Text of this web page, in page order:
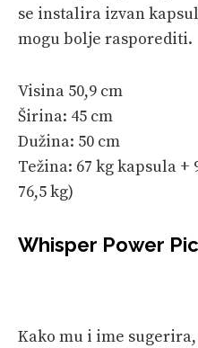
se instalira izvan
mogu bolje rasporediti.
Visina 50,9 cm
Širina: 45 cm
Dužina: 50 cm
Težina: 67 kg kapsula
76,5 kg)
Whisper Power
Kako mu i ime